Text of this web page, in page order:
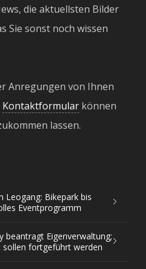
die aktuellsten Bilder
Sie sonst noch wissen
Anregungen von Ihnen
Kontaktformular können
lassen.
Leogang: Bikepark bis
Eventprogramm
beantragt Eigenverwaltung;
sollen fortgeführt werden